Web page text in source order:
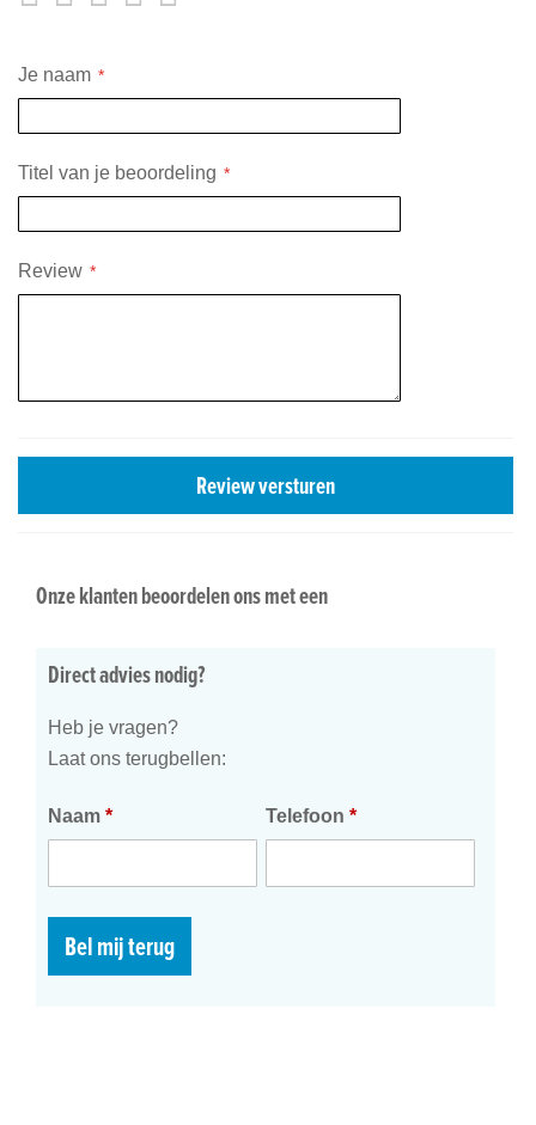
star
starsstarsstars
Je naam
Titel van je beoordeling
Review
Review versturen
Onze klanten beoordelen ons met een
Direct advies nodig?
Heb je vragen?
Laat ons terugbellen:
Naam * Telefoon *
Bel mij terug